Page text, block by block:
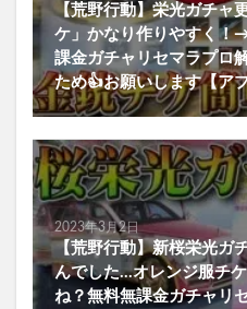
【荒野行動】栄光ガチャ
ケ」かなり作りやすく！
課金ガチャリセマラプロ
ため👍お願いします【ア
2023年3月2日
【荒野行動】新桜栄光
んでした…オレンジ服チ
ね？無料無課金ガチャリ